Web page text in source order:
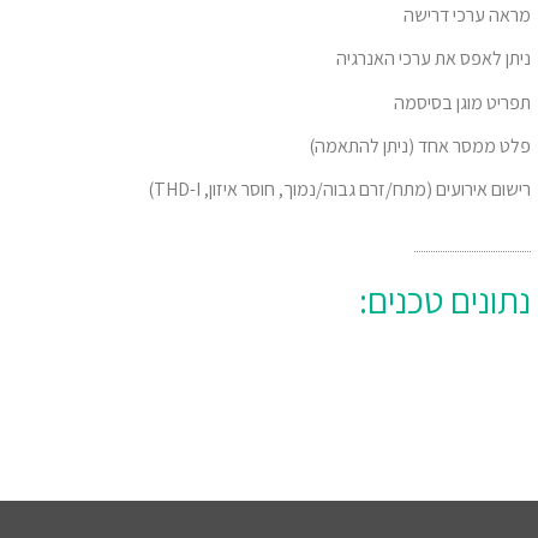
מראה ערכי דרישה
ניתן לאפס את ערכי האנרגיה
תפריט מוגן בסיסמה
פלט ממסר אחד (ניתן להתאמה)
רישום אירועים (מתח/זרם גבוה/נמוך, חוסר איזון, THD-I)
נתונים טכנים: